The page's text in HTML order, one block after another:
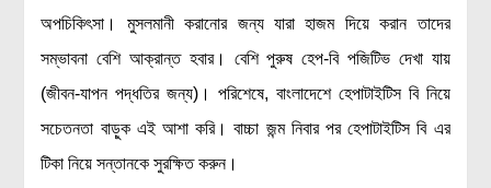
অপচিকিৎসা। মুসলমানী করানোর জন্য যারা হাজম দিয়ে করান তাদের
সম্ভাবনা বেশি আক্রান্ত হবার। বেশি পুরুষ হেপ-বি পজিটিভ দেখা যায়
(জীবন-যাপন পদ্ধতির জন্য)। পরিশেষে, বাংলাদেশে হেপাটাইটিস বি নিয়ে
সচেতনতা বাড়ুক এই আশা করি। বাচ্চা জন্ম নিবার পর হেপাটাইটিস বি এর
টিকা নিয়ে সন্তানকে সুরক্ষিত করুন।